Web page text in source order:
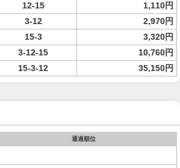
12-15
1,110円
3-12
2,970円
15-3
3,320円
3-12-15
10,760円
15-3-12 35,150円
通過順位